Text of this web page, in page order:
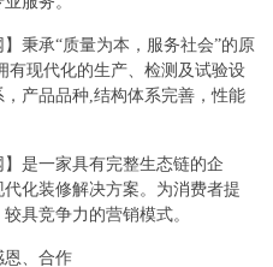
秉承“质量为本，服务社会”的原
有现代化的生产、检测及试验设
产品品种,结构体系完善，性能
是一家具有完整生态链的企
化装修解决方案。为消费者提
具竞争力的营销模式。
恩、合作